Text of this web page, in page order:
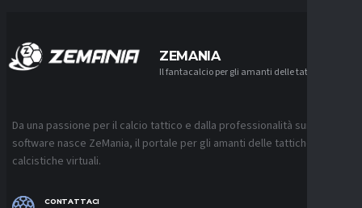
ZEMANIA
Il fantacalcio per gli amanti delle tattiche
Da una passione per il calcio tattico e dalla professionalità sui
software nasce ZeMania, il portale per gli amanti delle tattiche
calcistiche virtuali.
CONTATTACI